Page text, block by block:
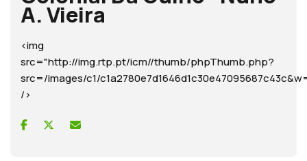
A. Vieira
<img
src="http://img.rtp.pt/icm//thumb/phpThumb.php?
src=/images/c1/
/>